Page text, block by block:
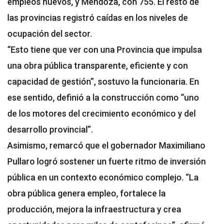
las provincias registró caídas en los niveles de
ocupación del sector.
“Esto tiene que ver con una Provincia que impulsa
una obra pública transparente, eficiente y con
capacidad de gestión”, sostuvo la funcionaria. En
ese sentido, definió a la construcción como “uno
de los motores del crecimiento económico y del
desarrollo provincial”.
Asimismo, remarcó que el gobernador Maximiliano
Pullaro logró sostener un fuerte ritmo de inversión
pública en un contexto económico complejo. “La
obra pública genera empleo, fortalece la
producción, mejora la infraestructura y crea